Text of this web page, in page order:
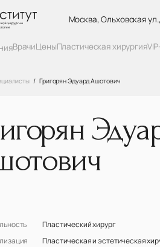
Москва, Ольховская
ВрачиЦеныПластическая хирургия
Григорян Эдуард Ашотович
Пластический хирург
Пластическая и эстетическая